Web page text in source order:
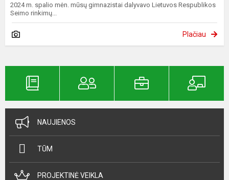
2024 m. spalio mėn. mūsų gimnazistai dalyvavo Lietuvos Respublikos
Seimo rinkimų...
Plačiau
NAUJIENOS
TŪM
PROJEKTINĖ VEIKLA